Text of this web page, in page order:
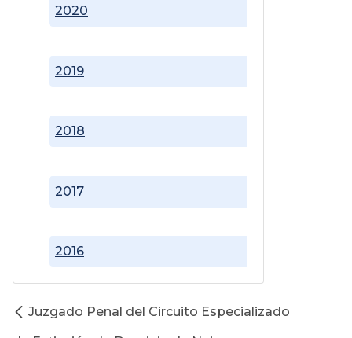
2016
2017
2018
2019
2020
Juzgado Penal del Circuito Especializado